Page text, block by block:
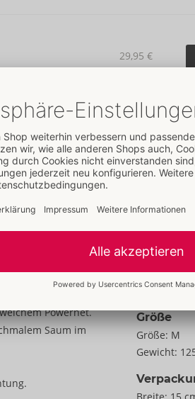
29,95 €
Details
Powernet.
Saum im
Daten
Material:
Elasthan,
Zur
Größe
Größe: M
Gewicht: